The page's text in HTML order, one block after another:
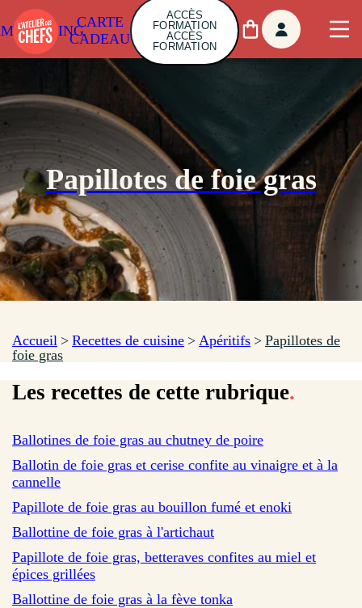
CARTE
CADEAU
ACCÈS
FORMATION
ACCÈS
FORMATION
Papillotes de foie gras
Accueil > Recettes de cuisine > Apéritifs > Papillotes de
foie gras
Les recettes de cette rubrique.
Ballotines de foie gras au chutney de poire
Ballotin de foie gras et cerise confite au vinaigre et à la
cannelle
Papillote de foie gras au bouillon fumé et enoki
Ballottine de foie gras à l'artichaut
Papillote de foie gras, betteraves confites au miel et
épices grillées
Ballottine de foie gras à la fève tonka